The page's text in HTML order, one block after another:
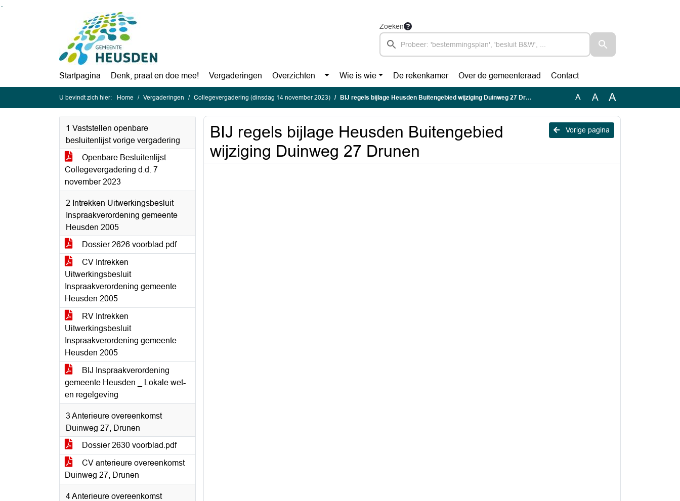
Ga naar de inhoud van deze pagina
Zoeken
Startpagina Denk, praat en doe mee! Vergaderingen Overzichten Wie is wie De rekenkamer Over de gemeenteraad Contact
U bevindt zich hier: Home Vergaderingen Collegevergadering (dinsdag 14 november 2023) BIJ regels bijlage Heusden Buitengebied wijziging Duinweg 27 Drunen A A A
1 Vaststellen openbare
besluitenlijst vorige vergadering
Openbare Besluitenlijst
Collegevergadering d.d. 7
november 2023
2 Intrekken Uitwerkingsbesluit
Inspraakverordening gemeente
Heusden 2005
Dossier 2626 voorblad.pdf
CV Intrekken
Uitwerkingsbesluit
Inspraakverordening gemeente
Heusden 2005
RV Intrekken
Uitwerkingsbesluit
Inspraakverordening gemeente
Heusden 2005
BIJ Inspraakverordening
gemeente Heusden _ Lokale wet-
en regelgeving
3 Anterieure overeenkomst
Duinweg 27, Drunen
Dossier 2630 voorblad.pdf
CV anterieure overeenkomst
Duinweg 27, Drunen
4 Anterieure overeenkomst
Vorige pagina
BIJ regels bijlage Heusden Buitengebied
wijziging Duinweg 27 Drunen